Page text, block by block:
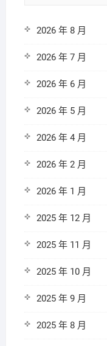
2026 年 8 月
2026 年 7 月
2026 年 6 月
2026 年 5 月
2026 年 4 月
2026 年 2 月
2026 年 1 月
2025 年 12 月
2025 年 11 月
2025 年 10 月
2025 年 9 月
2025 年 8 月